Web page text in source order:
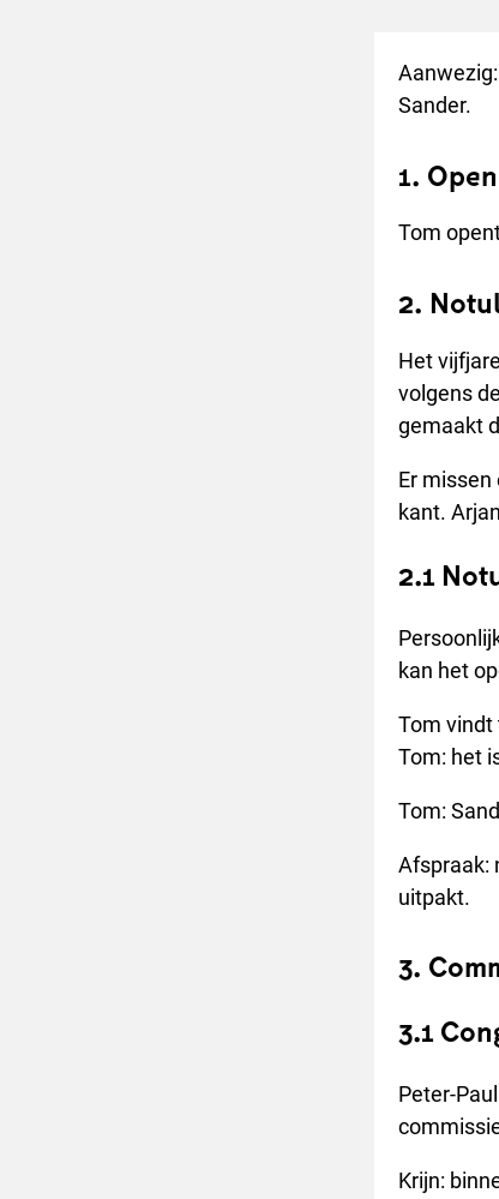
Sander.
1.
Tom
2.
Het
volgens
gemaakt
Er
kant.
2.1
kan het
Tom vindt
Tom: het
Tom:
Afspraak:
uitpakt.
3.
3.1
Peter-
Krijn: